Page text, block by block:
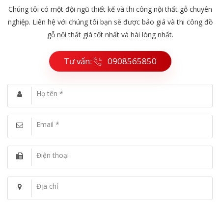
Chúng tôi có một đội ngũ thiết kế và thi công nội thất gỗ chuyên
nghiệp. Liên hệ với chúng tôi bạn sẽ được báo giá và thi công đồ
gỗ nội thất giá tốt nhất và hài lòng nhất.
Tư vấn: 0908565850
Họ tên *
Email *
Điện thoại
Địa chỉ